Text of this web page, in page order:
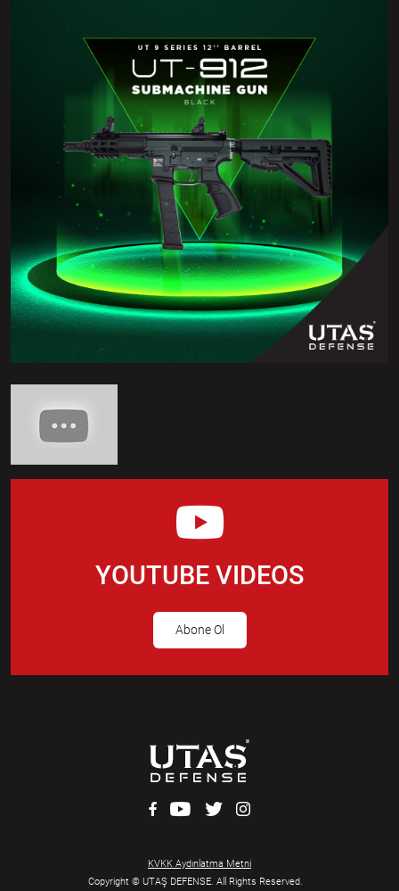
YOUTUBE VIDEOS
Abone Ol
Copyright © UTAŞ DEFENSE. All Rights Reserved.
KVKK Aydınlatma Metni